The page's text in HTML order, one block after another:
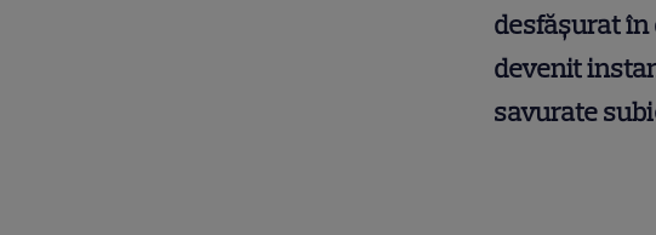
desfășurat în
devenit
savurate